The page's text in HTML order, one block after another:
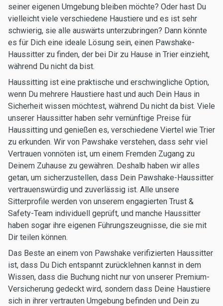
seiner eigenen Umgebung bleiben möchte? Oder hast Du
vielleicht viele verschiedene Haustiere und es ist sehr
schwierig, sie alle auswärts unterzubringen? Dann könnte
es für Dich eine ideale Lösung sein, einen Pawshake-
Haussitter zu finden, der bei Dir zu Hause in Trier einzieht,
während Du nicht da bist.
Haussitting ist eine praktische und erschwingliche Option,
wenn Du mehrere Haustiere hast und auch Dein Haus in
Sicherheit wissen möchtest, während Du nicht da bist. Viele
unserer Haussitter haben sehr vernünftige Preise für
Haussitting und genießen es, verschiedene Viertel wie Trier
zu erkunden. Wir von Pawshake verstehen, dass sehr viel
Vertrauen vonnöten ist, um einem Fremden Zugang zu
Deinem Zuhause zu gewähren. Deshalb haben wir alles
getan, um sicherzustellen, dass Dein Pawshake-Haussitter
vertrauenswürdig und zuverlässig ist. Alle unsere
Sitterprofile werden von unserem engagierten Trust &
Safety-Team individuell geprüft, und manche Haussitter
haben sogar ihre eigenen Führungszeugnisse, die sie mit
Dir teilen können.
Das Beste an einem von Pawshake verifizierten Haussitter
ist, dass Du Dich entspannt zurücklehnen kannst in dem
Wissen, dass die Buchung nicht nur von unserer Premium-
Versicherung gedeckt wird, sondern dass Deine Haustiere
sich in ihrer vertrauten Umgebung befinden und Dein zu